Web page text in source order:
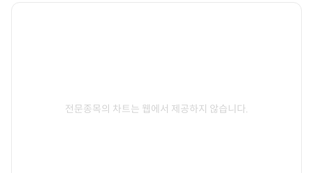
전문종목의 차트는 웹에서 제공하지 않습니다.